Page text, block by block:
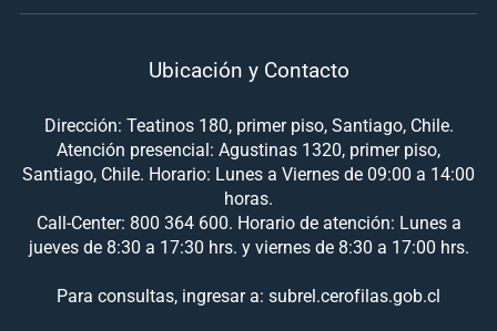
Ubicación y Contacto
Dirección: Teatinos 180, primer piso, Santiago, Chile.
Atención presencial: Agustinas 1320, primer piso,
Santiago, Chile. Horario: Lunes a Viernes de 09:00 a 14:00
horas.
Call-Center: 800 364 600. Horario de atención: Lunes a
jueves de 8:30 a 17:30 hrs. y viernes de 8:30 a 17:00 hrs.
Para consultas, ingresar a: subrel.cerofilas.gob.cl